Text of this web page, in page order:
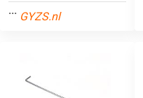
... GYZS.nl